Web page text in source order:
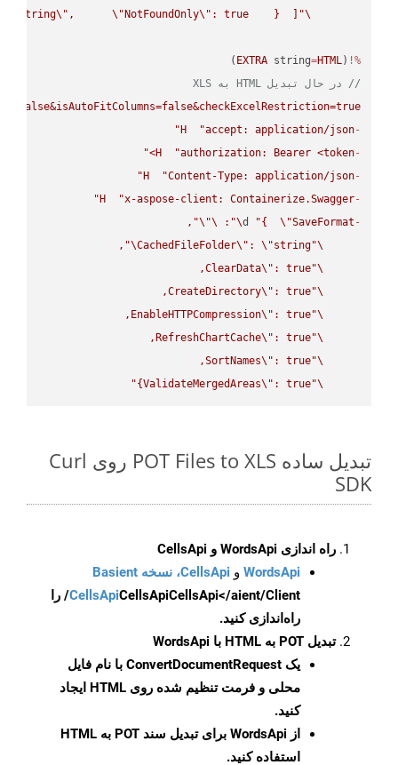
\"
string\" , \" NotFoundOnly\" : true    }  ]}"
%!
(
EXTRA string=HTML
)
// در حال تبدیل HTML به XLS
-
H
"accept: application/json"
-
H
"authorization: Bearer <token>"
-
H
"Content-Type: application/json"
-
H
"x-aspose-client: Containerize.Swagger"
-
d "{ \"SaveFormat
\"
:
\"
\"
\"
CachedFileFolder\" : \"string
\"
\"
ClearData\"
\"
CreateDirectory\"
\"
EnableHTTPCompression\"
\"
RefreshChartCache\"
\"
SortNames\"
\"
ValidateMergedAreas\" : true}"
تبدیل ساده POT Files to XLS روی Curl
SDK
راه اندازی WordsApi و CellsApi
WordsApi و CellsApi، نسخه Basient
CellsApiCellsApi
CellsApi</aient/Client/ را
راه‌اندازی کنید.
تبدیل POT به HTML با WordsApi
یک ConvertDocumentRequest با نام فایل
محلی و فرمت تنظیم شده روی HTML ایجاد
کنید.
از WordsApi برای تبدیل سند POT به HTML
استفاده کنید.